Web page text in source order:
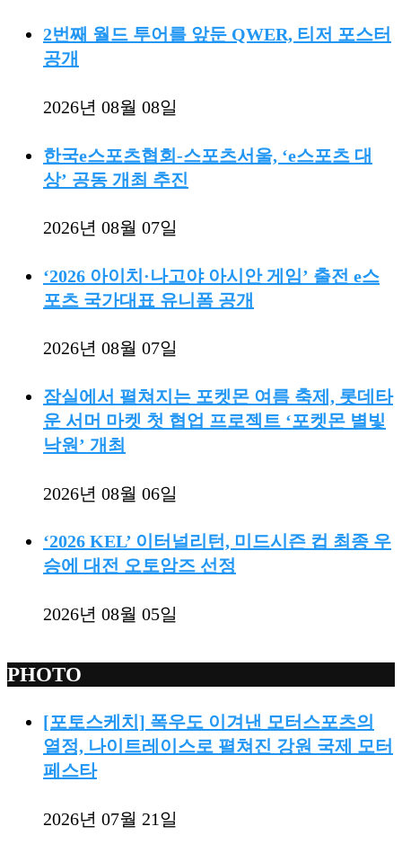
2번째 월드 투어를 앞둔 QWER, 티저 포스터
공개
2026년 08월 08일
한국e스포츠협회-스포츠서울, ‘e스포츠 대
상’ 공동 개최 추진
2026년 08월 07일
‘2026 아이치·나고야 아시안 게임’ 출전 e스
포츠 국가대표 유니폼 공개
2026년 08월 07일
잠실에서 펼쳐지는 포켓몬 여름 축제, 롯데타
운 서머 마켓 첫 협업 프로젝트 ‘포켓몬 별빛
낙원’ 개최
2026년 08월 06일
‘2026 KEL’ 이터널리턴, 미드시즌 컵 최종 우
승에 대전 오토암즈 선정
2026년 08월 05일
PHOTO
[포토스케치] 폭우도 이겨낸 모터스포츠의
열정, 나이트레이스로 펼쳐진 강원 국제 모터
페스타
2026년 07월 21일